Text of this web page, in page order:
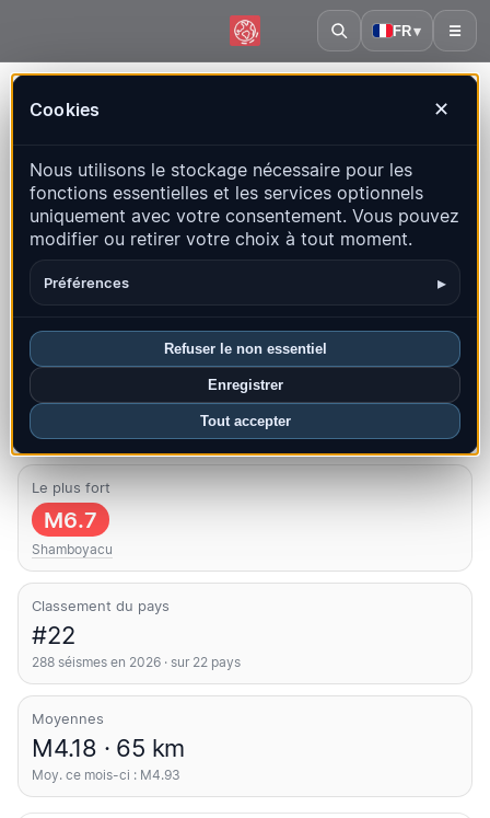
FR▾ ☰
Cookies ✕
Nous utilisons le stockage nécessaire pour les
fonctions essentielles et les services optionnels
uniquement avec votre consentement. Vous pouvez
modifier ou retirer votre choix à tout moment.
Préférences ▸
Refuser le non essentiel
Enregistrer
Tout accepter
Carte en direct, statistiques et événements récents
Ouvrir la carte historique Derniers dans ce pays
Aperçu
FAQ
Séismes ce mois-ci
5
Dernier UTC : 2026-08-07 23:11:23
Le plus fort
M6.7
Shamboyacu
Classement du pays
#22
288 séismes en 2026 · sur 22 pays
Moyennes
M4.18 · 65 km
Moy. ce mois-ci : M4.93